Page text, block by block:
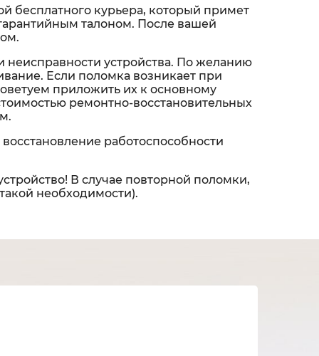
бесплатного курьера, который примет
талоном. После вашей
устройства. По желанию
Если поломка возникает при
приложить их к основному
ремонтно-восстановительных
работоспособности
В случае повторной поломки,
необходимости).